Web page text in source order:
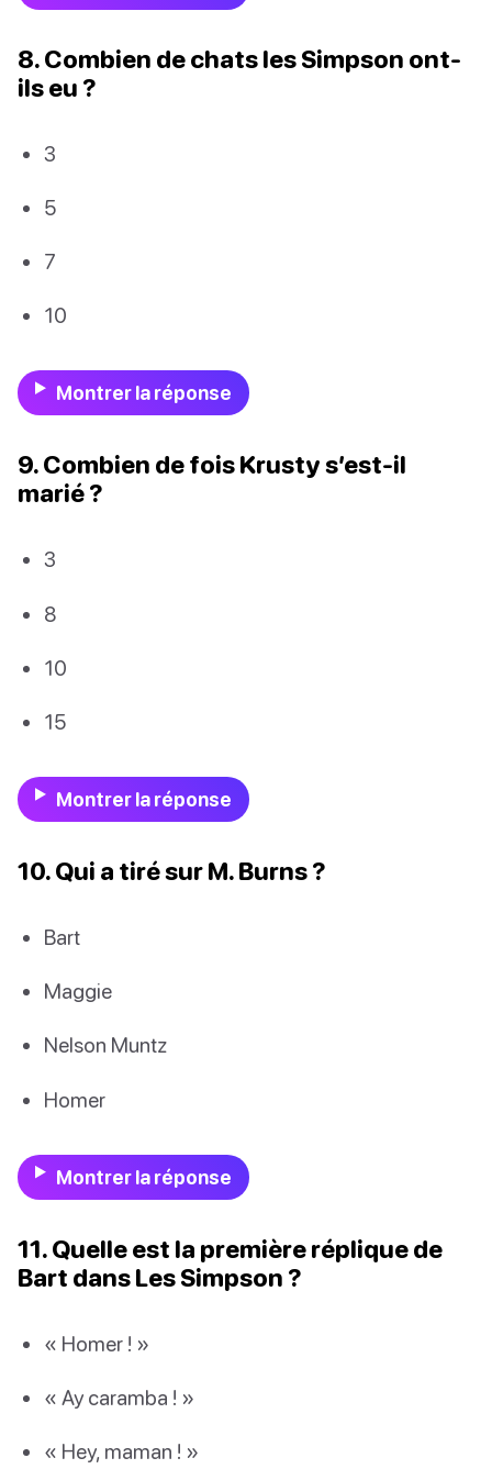
8. Combien de chats les Simpson ont-
ils eu ?
3
5
7
10
Montrer la réponse
9. Combien de fois Krusty s’est-il
marié ?
3
8
10
15
Montrer la réponse
10. Qui a tiré sur M. Burns ?
Bart
Maggie
Nelson Muntz
Homer
Montrer la réponse
11. Quelle est la première réplique de
Bart dans Les Simpson ?
« Homer ! »
« Ay caramba ! »
« Hey, maman ! »